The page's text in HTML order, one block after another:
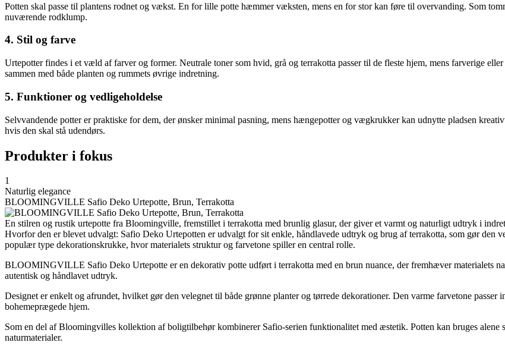
Potten skal passe til plantens rodnet og vækst. En for lille potte hæmmer væksten, mens en for stor kan føre til overvanding. Som
nuværende rodklump.
4. Stil og farve
Urtepotter findes i et væld af farver og former. Neutrale toner som hvid, grå og terrakotta passer til de fleste hjem, mens farverige
sammen med både planten og rummets øvrige indretning.
5. Funktioner og vedligeholdelse
Selvvandende potter er praktiske for dem, der ønsker minimal pasning, mens hængepotter og vægkrukker kan udnytte pladsen
hvis den skal stå udendørs.
Produkter i fokus
1
Naturlig elegance
BLOOMINGVILLE Safio Deko Urtepotte, Brun, Terrakotta
En stilren og rustik urtepotte fra Bloomingville, fremstillet i terrakotta med brunlig glasur, der giver et varmt og naturligt udtryk i
Hvorfor den er blevet udvalgt: Safio Deko Urtepotten er udvalgt for sit enkle, håndlavede udtryk og brug af terrakotta, som gør den
populær type dekorationskrukke, hvor materialets struktur og farvetone spiller en central rolle.
BLOOMINGVILLE Safio Deko Urtepotte er en dekorativ potte udført i terrakotta med en brun nuance, der fremhæver materialets
autentisk og håndlavet udtryk.
Designet er enkelt og afrundet, hvilket gør den velegnet til både grønne planter og tørrede dekorationer. Den varme farvetone
bohemeprægede hjem.
Som en del af Bloomingvilles kollektion af boligtilbehør kombinerer Safio-serien funktionalitet med æstetik. Potten kan bruges alene
naturmaterialer.